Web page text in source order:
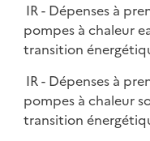
IR - Dépenses à
pompes à chaleur
transition
IR - Dépenses à
pompes à chaleur
transition